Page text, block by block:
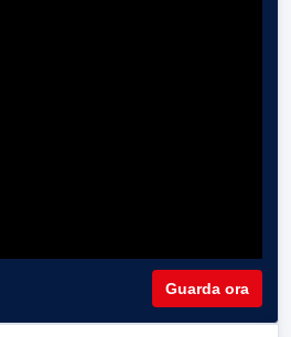
Guarda ora